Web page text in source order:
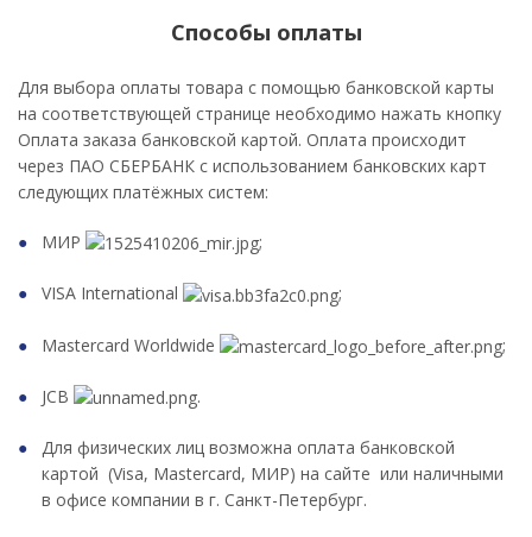
Способы оплаты
Для выбора оплаты товара с помощью банковской карты
на соответствующей странице необходимо нажать кнопку
Оплата заказа банковской картой. Оплата происходит
через ПАО СБЕРБАНК с использованием банковских карт
следующих платёжных систем:
МИР ;
VISA International ;
Mastercard Worldwide ;
JCB .
Для физических лиц возможна оплата банковской
картой (Visa, Mastercard, МИР) на сайте или наличными
в офисе компании в г. Санкт-Петербург.